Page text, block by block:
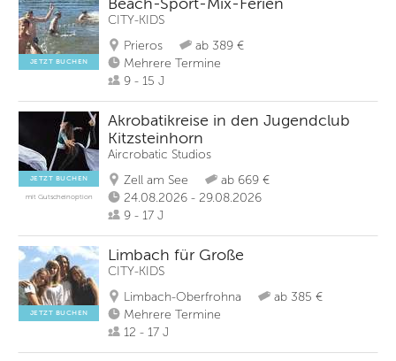
JETZT BUCHEN
Beach-Sport-Mix-Ferien
CITY-KIDS
Prieros
ab 389 €
Mehrere Termine
9 - 15 J
JETZT BUCHEN
mit Gutscheinoption
Akrobatikreise in den Jugendclub
Kitzsteinhorn
Aircrobatic Studios
Zell am See
ab 669 €
24.08.2026 - 29.08.2026
9 - 17 J
JETZT BUCHEN
Limbach für Große
CITY-KIDS
Limbach-Oberfrohna
ab 385 €
Mehrere Termine
12 - 17 J